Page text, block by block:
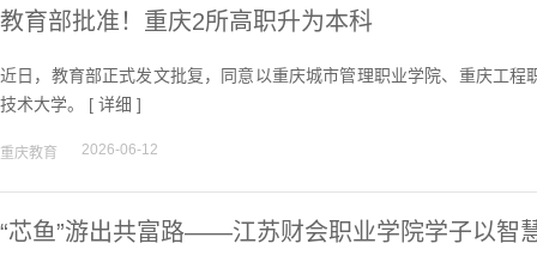
教育部批准！重庆2所高职升为本科
近日，教育部正式发文批复，同意以重庆城市管理职业学院、重庆工
技术大学。 [ 详细 ]
重庆教育 2026-06-12
“芯鱼”游出共富路——江苏财会职业学院学子以智